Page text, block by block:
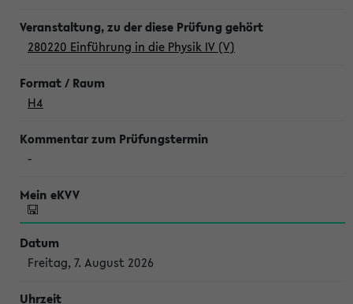
280220 Einführung in die Physik IV (V)
H4
-
Freitag, 7. August 2026